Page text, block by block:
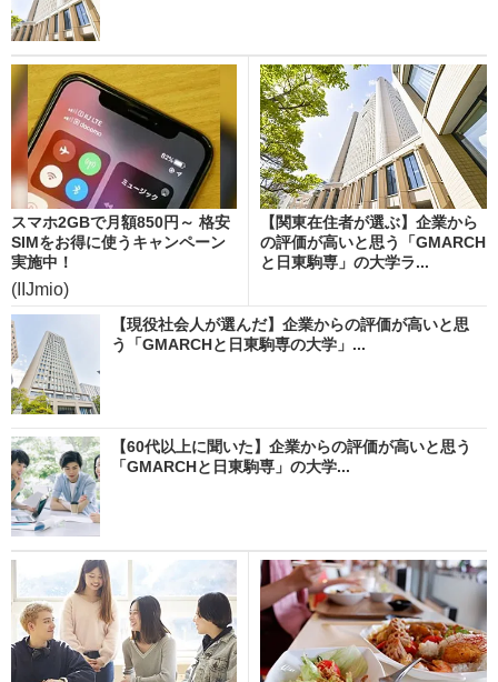
スマホ2GBで月額850円～ 格安
SIMをお得に使うキャンペーン
実施中！
(IIJmio)
【関東在住者が選ぶ】企業から
の評価が高いと思う「GMARCH
と日東駒専」の大学ラ...
【現役社会人が選んだ】企業からの評価が高いと思
う「GMARCHと日東駒専の大学」...
【60代以上に聞いた】企業からの評価が高いと思う
「GMARCHと日東駒専」の大学...